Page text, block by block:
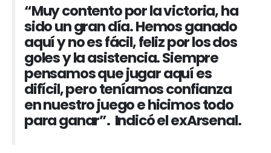
“Muy contento por la victoria, ha
sido un gran día. Hemos ganado
aquí y no es fácil, feliz por los dos
goles y la asistencia. Siempre
pensamos que jugar aquí es
difícil, pero teníamos confianza
en nuestro juego e hicimos todo
para ganar”. Indicó el exArsenal.